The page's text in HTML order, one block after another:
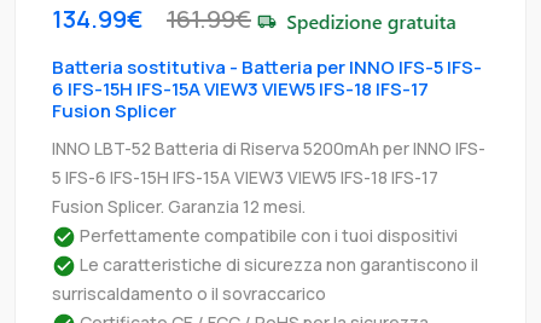
134.99€ 161.99€
Batteria sostitutiva - Batteria per INNO IFS-5 IFS-
6 IFS-15H IFS-15A VIEW3 VIEW5 IFS-18 IFS-17
Fusion Splicer
INNO LBT-52 Batteria di Riserva 5200mAh per INNO IFS-
5 IFS-6 IFS-15H IFS-15A VIEW3 VIEW5 IFS-18 IFS-17
Fusion Splicer. Garanzia 12 mesi.
Perfettamente compatibile con i tuoi dispositivi
Le caratteristiche di sicurezza non garantiscono il
surriscaldamento o il sovraccarico